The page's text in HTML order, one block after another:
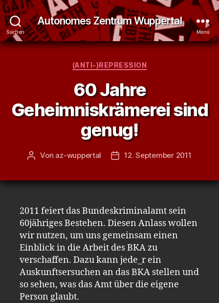
Suchen
Autonomes Zentrum Wuppertal
Menü
Kategorien
(ANTI-)REPRESSION
60 Jahre
Geheimniskrämerei sind
genug!
Beitragsautor
Von az-wuppertal Veröffentlichungsdatum
12. September 2011
2011 feiert das Bundeskriminalamt sein
60jähriges Bestehen. Diesen Anlass wollen
wir nutzen, um uns gemeinsam einen
Einblick in die Arbeit des BKA zu
verschaffen. Dazu kann jede_r ein
Auskunftsersuchen an das BKA stellen und
so sehen, was das Amt über die eigene
Person glaubt.